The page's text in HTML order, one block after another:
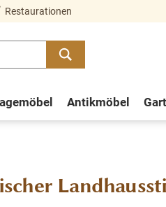
Restaurationen
Antikmöbel